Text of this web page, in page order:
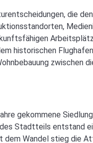
die
historischen
zwischen
gekommene
Stadtteils entstand
dem Wandel stieg